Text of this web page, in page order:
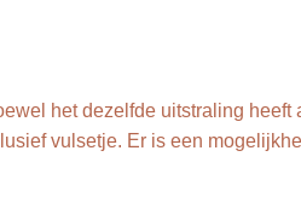
het dezelfde uitstraling
vulsetje. Er is een